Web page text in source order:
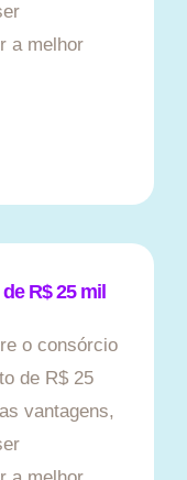
a melhor
R$ 25 mil
o consórcio
de R$ 25
vantagens,